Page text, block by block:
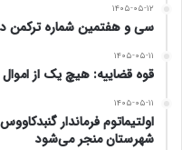
چرا؟ مگر زرنگی و
میشود؟
من بر این عقیده و باورم
و همه ی بچه ها و آدمها
۱۴۰۵-۰۵-۱۲
سی و هفتمین شماره ترکمن
۱۴۰۵-۰۵-۱۱
قوه قضاییه: هیچ یک از
۱۴۰۵-۰۵-۱۱
اولتیماتوم فرماندار
شهرستان منجر می‌شود